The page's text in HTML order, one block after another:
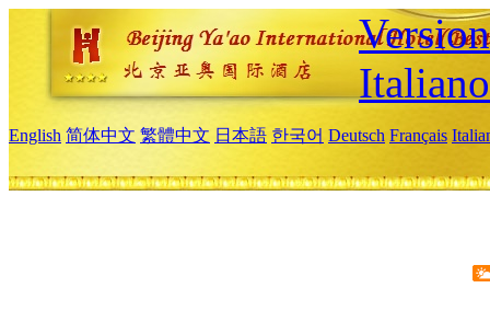
Italiano
English 简体中文 繁體中文 日本語 한국어 Deutsch Français